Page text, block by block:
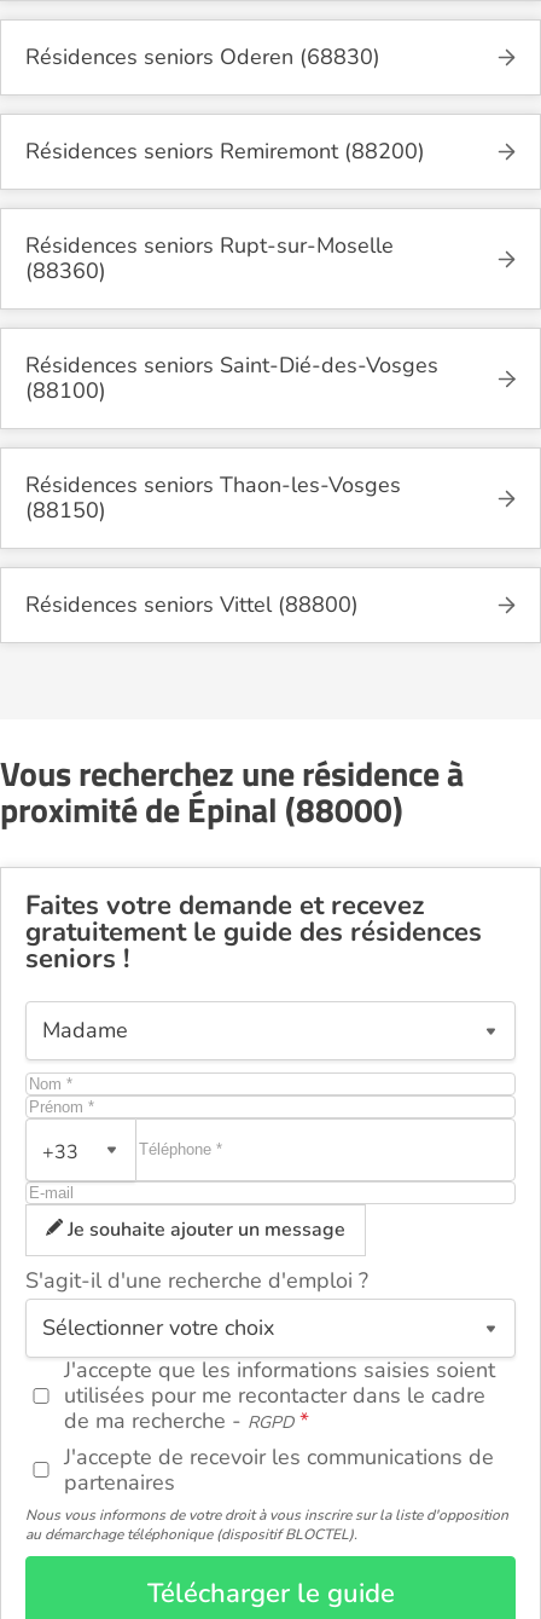
Résidences seniors Oderen (68830)
Résidences seniors Remiremont (88200)
Résidences seniors Rupt-sur-Moselle
(88360)
Résidences seniors Saint-Dié-des-Vosges
(88100)
Résidences seniors Thaon-les-Vosges
(88150)
Résidences seniors Vittel (88800)
Vous recherchez une résidence à
proximité de Épinal (88000)
Faites votre demande et recevez
gratuitement le guide des résidences
seniors !
+33
Je souhaite ajouter un message
S'agit-il d'une recherche d'emploi ?
J'accepte que les informations saisies soient
utilisées pour me recontacter dans le cadre
de ma recherche - RGPD
J'accepte de recevoir les communications de
partenaires
Nous vous informons de votre droit à vous inscrire sur la liste d'opposition
au démarchage téléphonique (dispositif BLOCTEL).
Télécharger le guide
ou